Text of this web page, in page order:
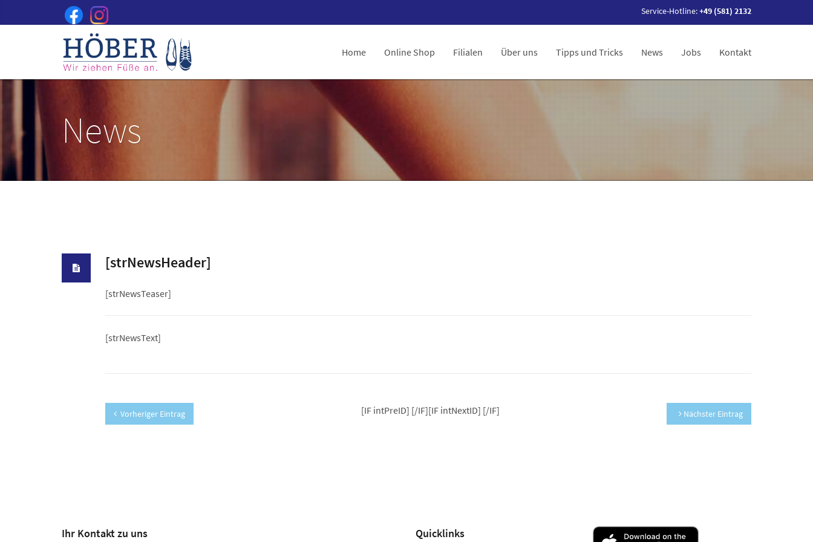
Service-Hotline:+49 (581) 2132
Home Online Shop Filialen Über uns Tipps und Tricks News Jobs Kontakt
News
[strNewsHeader]
[strNewsTeaser]
[strNewsText]
[IF intPreID]
Vorheriger Eintrag [/IF][IF intNextID] Nächster Eintrag
[/IF]
Ihr Kontakt zu uns Quicklinks